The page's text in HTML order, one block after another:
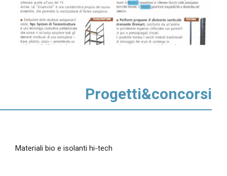
Progetti&concorsi
Materiali bio e isolanti hi-tech